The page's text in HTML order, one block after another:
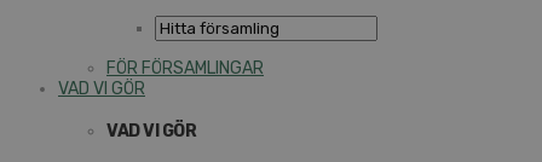
FÖR FÖRSAMLINGAR
VAD VI GÖR
VAD VI GÖR